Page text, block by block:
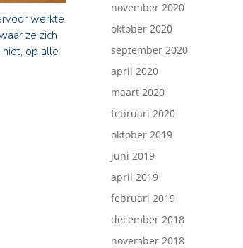
werkte
ze zich
op alle
november 2020
oktober 2020
september 2020
april 2020
maart 2020
februari 2020
oktober 2019
juni 2019
april 2019
februari 2019
december 2018
november 2018